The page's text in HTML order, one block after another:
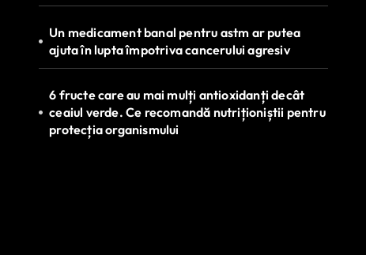
Un medicament banal pentru astm ar putea
ajuta în lupta împotriva cancerului agresiv
6 fructe care au mai mulți antioxidanți decât
ceaiul verde. Ce recomandă nutriționiștii pentru
protecția organismului